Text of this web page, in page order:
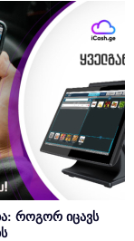
როგორ იცავს